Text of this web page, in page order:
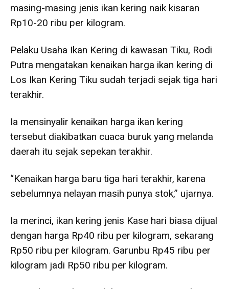
masing-masing jenis ikan kering naik kisaran
Rp10-20 ribu per kilogram.
Pelaku Usaha Ikan Kering di kawasan Tiku, Rodi
Putra mengatakan kenaikan harga ikan kering di
Los Ikan Kering Tiku sudah terjadi sejak tiga hari
terakhir.
Ia mensinyalir kenaikan harga ikan kering
tersebut diakibatkan cuaca buruk yang melanda
daerah itu sejak sepekan terakhir.
“Kenaikan harga baru tiga hari terakhir, karena
sebelumnya nelayan masih punya stok,” ujarnya.
Ia merinci, ikan kering jenis Kase hari biasa dijual
dengan harga Rp40 ribu per kilogram, sekarang
Rp50 ribu per kilogram. Garunbu Rp45 ribu per
kilogram jadi Rp50 ribu per kilogram.